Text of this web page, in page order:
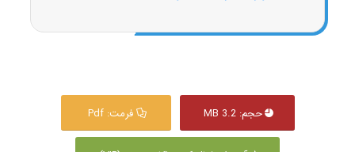
حجم: 3.2 MB فرمت: Pdf